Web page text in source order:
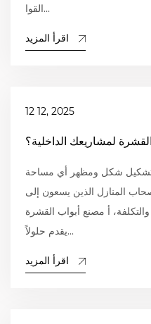
القوا...
اقرأ المزيد
12 12, 2025
لمشاريعك الداخلية؟
تشكيل شكل ومظهر أي مساحة
المنازل الذين يسعون إلى
تحقيق التوازن بين الجمال والمتانة والتكلفة، أ مصنع أبواب القشرة
يقدم حلولاً...
اقرأ المزيد